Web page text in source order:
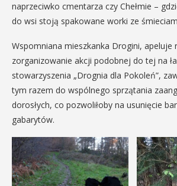
naprzeciwko cmentarza czy Chełmie –
do wsi stoją spakowane worki ze
Wspomniana mieszkanka Drogini, apeluje
zorganizowanie akcji podobnej do tej na
stowarzyszenia „Drognia dla Pokoleń”,
tym razem do wspólnego sprzątania
dorosłych, co pozwoliłoby na usunięcie
gabarytów.